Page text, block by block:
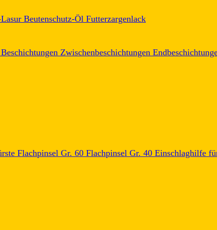
Beutenschutz-Öl Futterzargenlack
Zwischenbeschichtungen
Flachpinsel Gr. 60 Flachpinsel Gr. 40 Einschlaghilfe